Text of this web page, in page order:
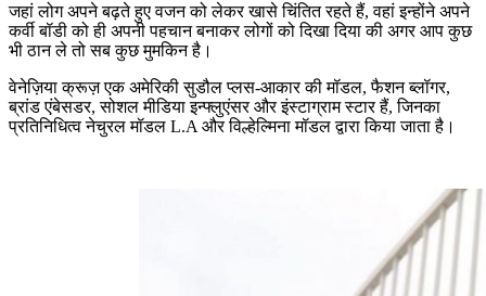
जहां लोग अपने बढ़ते हुए वजन को लेकर खासे चिंतित रहते हैं, वहां इन्होंने अपने
कर्वी बॉडी को ही अपनी पहचान बनाकर लोगों को दिखा दिया की अगर आप कुछ
भी ठान ले तो सब कुछ मुमकिन है।
वेनेज़िया क्रूज़ एक अमेरिकी सुडौल प्लस-आकार की मॉडल, फैशन ब्लॉगर,
ब्रांड एंबेसडर, सोशल मीडिया इन्फ्लुएंसर और इंस्टाग्राम स्टार हैं, जिनका
प्रतिनिधित्व नेचुरल मॉडल L.A और विल्हेल्मिना मॉडल द्वारा किया जाता है।